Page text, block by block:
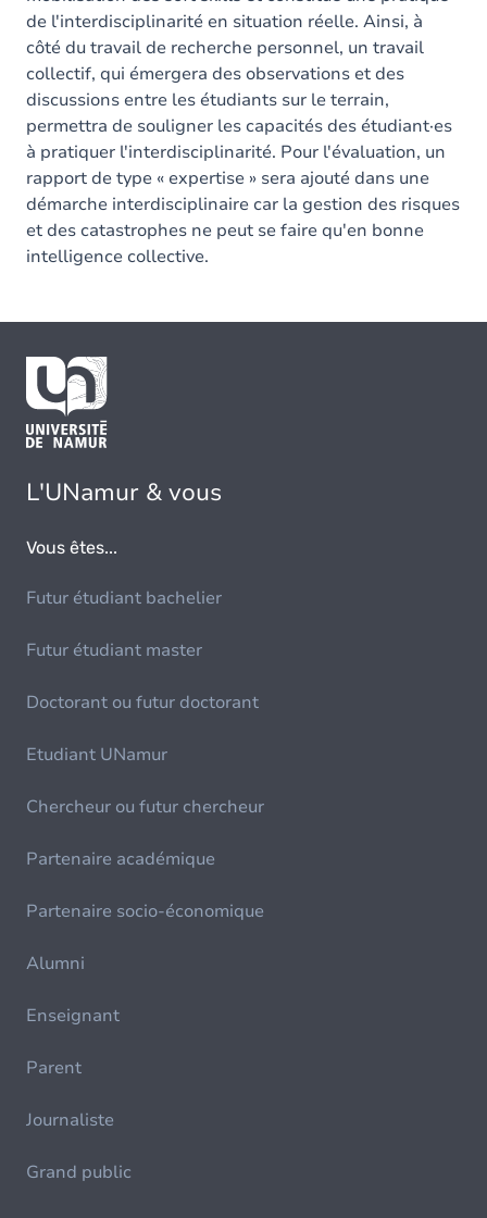
de l'interdisciplinarité en situation réelle. Ainsi, à
côté du travail de recherche personnel, un travail
collectif, qui émergera des observations et des
discussions entre les étudiants sur le terrain,
permettra de souligner les capacités des étudiant·es
à pratiquer l'interdisciplinarité. Pour l'évaluation, un
rapport de type « expertise » sera ajouté dans une
démarche interdisciplinaire car la gestion des risques
et des catastrophes ne peut se faire qu'en bonne
intelligence collective.
L'UNamur & vous
Vous êtes...
Futur étudiant bachelier
Futur étudiant master
Doctorant ou futur doctorant
Etudiant UNamur
Chercheur ou futur chercheur
Partenaire académique
Partenaire socio-économique
Alumni
Enseignant
Parent
Journaliste
Grand public